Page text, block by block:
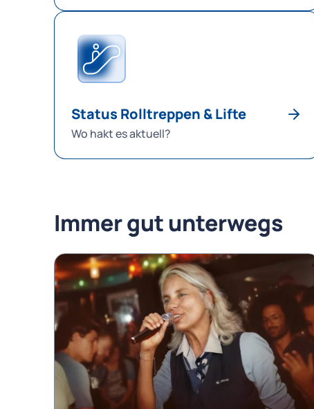
Status Rolltreppen & Lifte
Wo hakt es aktuell?
Immer gut unterwegs